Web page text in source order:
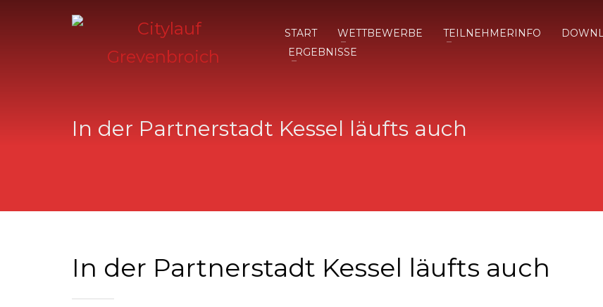
START WETTBEWERBE TEILNEHMERINFO
ERGEBNISSE
In der Partnerstadt Kessel läufts auch
In der Partnerstadt Kessel läufts auch